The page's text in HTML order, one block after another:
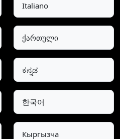
Italiano
ქართული
ಕನ್ನಡ
한국어
Кыргызча